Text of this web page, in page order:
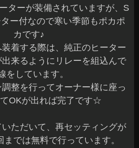
ターが装備されていますが、S
ー付なので寒い季節もポカポ
カです♪
着する際は、純正のヒーター
来るようにリレーを組込んで
をしています。
整を行ってオーナー様に座っ
OKが出れば完了です☆
ただいて、再セッティングが
では無料で行っています。